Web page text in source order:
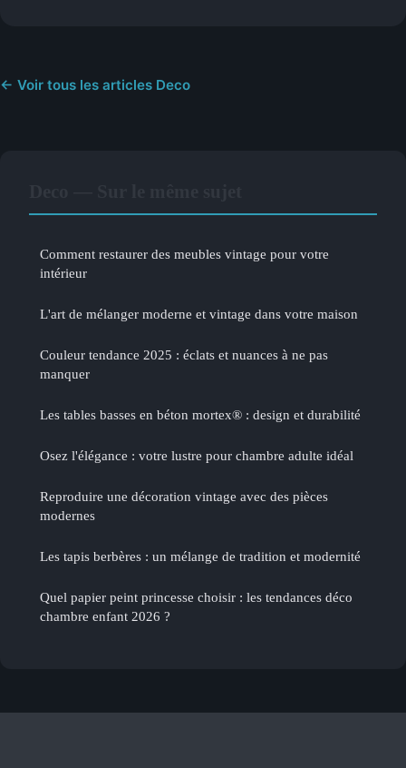
← Voir tous les articles Deco
Comment restaurer des meubles vintage pour votre
intérieur
L'art de mélanger moderne et vintage dans votre maison
Couleur tendance 2025 : éclats et nuances à ne pas
manquer
Les tables basses en béton mortex® : design et durabilité
Osez l'élégance : votre lustre pour chambre adulte idéal
Reproduire une décoration vintage avec des pièces
modernes
Les tapis berbères : un mélange de tradition et modernité
Quel papier peint princesse choisir : les tendances déco
chambre enfant 2026 ?